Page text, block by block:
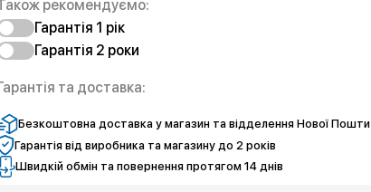
рекомендуємо:
Гарантія 1 рiк
Захист від браку
Гарантія 2 роки
Чистий спокій
та доставка:
Безкоштовна доставка у магазин та відделення Нової Пошти
Гарантія від виробника та магазину до 2 років
Швидкій обмін та повернення протягом 14 днів